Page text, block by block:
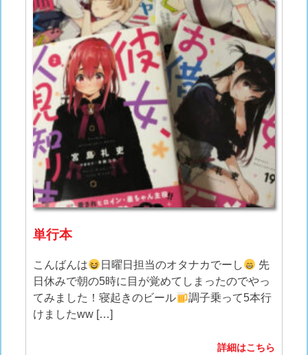
単行本
こんばんは 日曜日担当のオタナカでーし
先
日休みで朝の5時に目が覚めてしまったのでやっ
てみました！寝起きのビール
調子乗って5本行
けましたww […]
詳細はこちら